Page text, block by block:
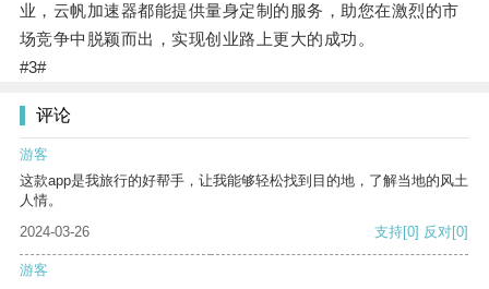
业，云帆加速器都能提供量身定制的服务，助您在激烈的市
场竞争中脱颖而出，实现创业路上更大的成功。
#3#
评论
游客
这款app是我旅行的好帮手，让我能够轻松找到目的地，了解当地的风土
人情。
2024-03-26
支持[0] 反对[0]
游客